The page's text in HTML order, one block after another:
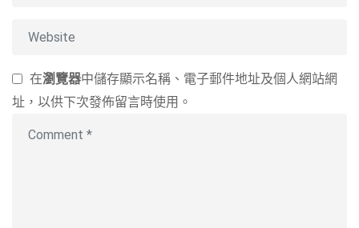
在瀏覽器中儲存顯示名稱、電子郵件地址及個人網站網
址，以供下次發佈留言時使用。